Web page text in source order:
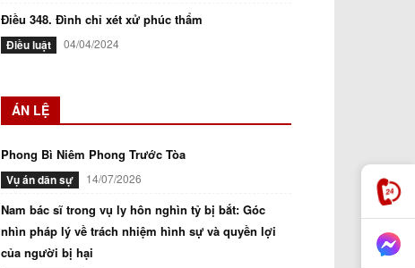
Điều 348. Đình chỉ xét xử phúc thẩm
Điều luật 04/04/2024
ÁN LỆ
Phong Bì Niêm Phong Trước Tòa
Vụ án dân sự 14/07/2026
Nam bác sĩ trong vụ ly hôn nghìn tỷ bị bắt: Góc
nhìn pháp lý về trách nhiệm hình sự và quyền lợi
của người bị hại